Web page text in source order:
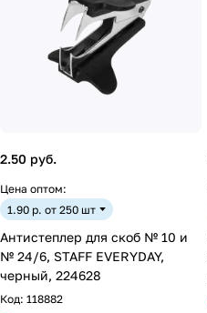
2.50 руб.
Цена оптом:
1.90 р. от 250 шт
Антистеплер для скоб № 10 и
№ 24/6, STAFF EVERYDAY,
черный, 224628
Код: 118882